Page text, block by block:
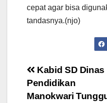
cepat agar bisa
tandasnya.(njo)
Post
navigation
Kabid SD Dinas
Pendidikan
Manokwari